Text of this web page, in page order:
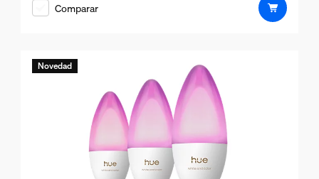
Comparar
Novedad